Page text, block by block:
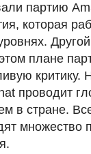
партию
которая
плане
критику.
проводит
в стране.
множество